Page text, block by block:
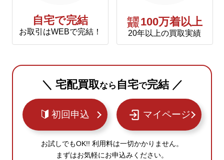
自宅で完結
お取引はWEBで完結！
年間
買取 100万着以上
20年以上の買取実績
＼ 宅配買取なら 自宅で完結 ／
初回申込 マイページ
お試しでもOK!! 利用料は一切かかりません。
まずはお気軽にお申込みください。